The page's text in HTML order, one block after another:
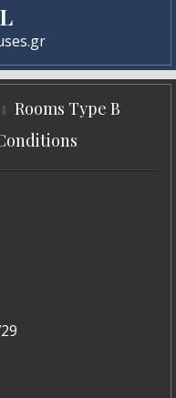
Rooms Type B